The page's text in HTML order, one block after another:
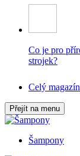
Co je pro
strojek?
Celý magazín
Přejít na menu
Šampony